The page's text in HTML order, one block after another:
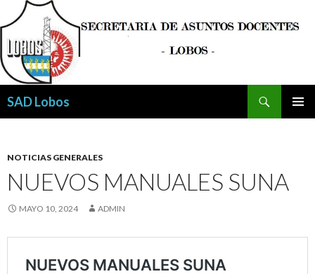
SAD Lobos
NOTICIAS GENERALES
NUEVOS MANUALES SUNA
MAYO 10, 2024 ADMIN